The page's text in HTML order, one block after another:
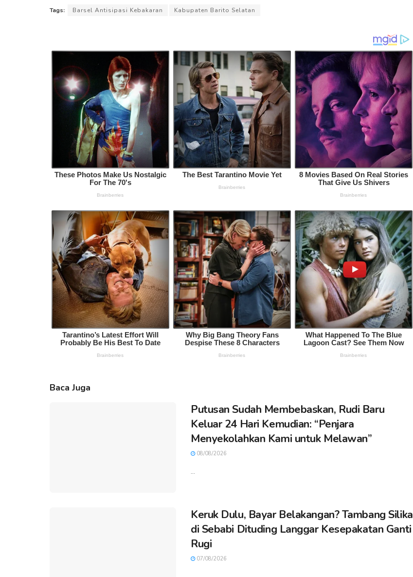
Tags: Barsel Antisipasi Kebakaran Kabupaten Barito Selatan
Baca Juga
Putusan Sudah Membebaskan, Rudi Baru
Keluar 24 Hari Kemudian: “Penjara
Menyekolahkan Kami untuk Melawan”
08/08/2026
Keruk Dulu, Bayar Belakangan? Tambang Silika
di Sebabi Dituding Langgar Kesepakatan Ganti
Rugi
07/08/2026